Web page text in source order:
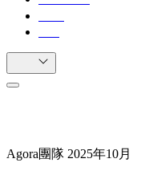
Agora團隊 2025年10月